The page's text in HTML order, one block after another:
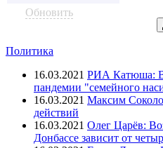
Обновить
Политика
16.03.2021 РИА Катюша:
пандемии "семейного
16.03.2021 Максим
действий
16.03.2021 Олег Царёв:
Донбассе зависит от